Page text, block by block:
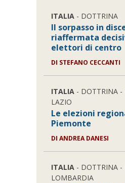
ITALIA - DOTTRINA
Il sorpasso in
riaffermata
elettori di centro
DI STEFANO CECCANTI
ITALIA - DOTTRINA -
LAZIO
Le elezioni
Piemonte
DI ANDREA DANESI
ITALIA - DOTTRINA -
LOMBARDIA